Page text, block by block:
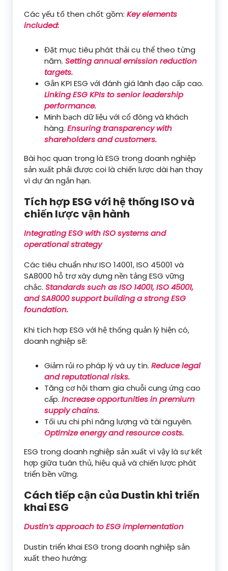
Các yếu tố then chốt gồm: Key elements
included:
Đặt mục tiêu phát thải cụ thể theo từng
năm. Setting annual emission reduction
targets.
Gắn KPI ESG với đánh giá lãnh đạo cấp cao.
Linking ESG KPIs to senior leadership
performance.
Minh bạch dữ liệu với cổ đông và khách
hàng. Ensuring transparency with
shareholders and customers.
Bài học quan trọng là ESG trong doanh nghiệp
sản xuất phải được coi là chiến lược dài hạn thay
vì dự án ngắn hạn.
Tích hợp ESG với hệ thống ISO và
chiến lược vận hành
Integrating ESG with ISO systems and
operational strategy
Các tiêu chuẩn như ISO 14001, ISO 45001 và
SA8000 hỗ trợ xây dựng nền tảng ESG vững
chắc. Standards such as ISO 14001, ISO 45001,
and SA8000 support building a strong ESG
foundation.
Khi tích hợp ESG với hệ thống quản lý hiện có,
doanh nghiệp sẽ:
Giảm rủi ro pháp lý và uy tín. Reduce legal
and reputational risks.
Tăng cơ hội tham gia chuỗi cung ứng cao
cấp. Increase opportunities in premium
supply chains.
Tối ưu chi phí năng lượng và tài nguyên.
Optimize energy and resource costs.
ESG trong doanh nghiệp sản xuất vì vậy là sự kết
hợp giữa tuân thủ, hiệu quả và chiến lược phát
triển bền vững.
Cách tiếp cận của Dustin khi triển
khai ESG
Dustin’s approach to ESG implementation
Dustin triển khai ESG trong doanh nghiệp sản
xuất theo hướng: